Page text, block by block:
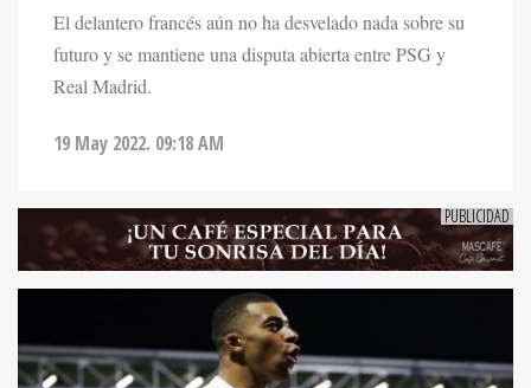
El delantero francés aún no ha desvelado nada sobre su
futuro y se mantiene una disputa abierta entre PSG y
Real Madrid.
19 May 2022. 09:18 AM